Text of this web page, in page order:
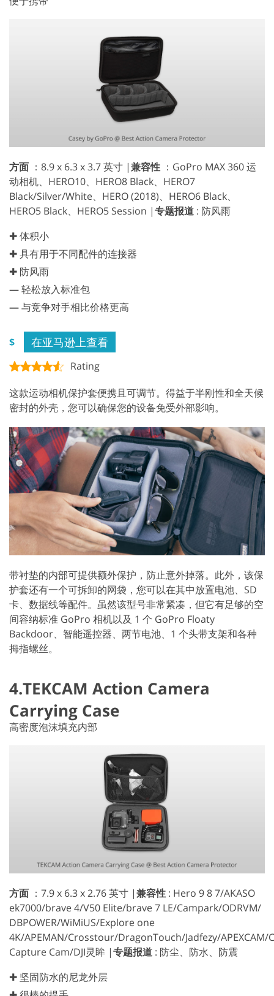
方面 ：8.9 x 6.3 x 3.7 英寸 |兼容性 ：GoPro MAX 360 运
动相机、HERO10、HERO8 Black、HERO7
Black/Silver/White、HERO (2018)、HERO6 Black、
HERO5 Black、HERO5 Session |专题报道 : 防风雨
✚ 体积小
✚ 具有用于不同配件的连接器
✚ 防风雨
—轻松放入标准包
—与竞争对手相比价格更高
$ 在亚马逊上查看
Rating
这款运动相机保护套便携且可调节。得益于半刚性和全天候
密封的外壳，您可以确保您的设备免受外部影响。
带衬垫的内部可提供额外保护，防止意外掉落。此外，该保
护套还有一个可拆卸的网袋，您可以在其中放置电池、SD
卡、数据线等配件。虽然该型号非常紧凑，但它有足够的空
间容纳标准 GoPro 相机以及 1 个 GoPro Floaty
Backdoor、智能遥控器、两节电池、1 个头带支架和各种
拇指螺丝。
4.TEKCAM Action Camera
Carrying Case
高密度泡沫填充内部
方面 ：7.9 x 6.3 x 2.76 英寸 |兼容性 : Hero 9 8 7/AKASO
ek7000/brave 4/V50 Elite/brave 7 LE/Campark/ODRVM/
DBPOWER/WiMiUS/Explore one
4K/APEMAN/Crosstour/DragonTouch/Jadfezy/APEXCAM/
Capture Cam/DJI灵眸 |专题报道 : 防尘、防水、防震
✚ 坚固防水的尼龙外层